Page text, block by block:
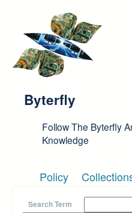
Byterfly
Follow The Byterfly
Knowledge
Policy
Search Term